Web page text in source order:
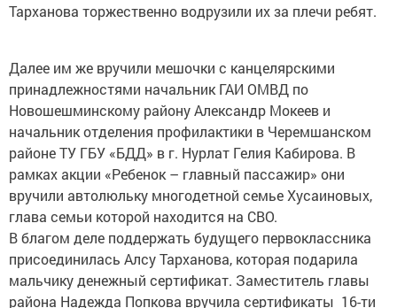
Тарханова торжественно водрузили их за плечи ребят.
Далее им же вручили мешочки с канцелярскими
принадлежностями начальник ГАИ ОМВД по
Новошешминскому району Александр Мокеев и
начальник отделения профилактики в Черемшанском
районе ТУ ГБУ «БДД» в г. Нурлат Гелия Кабирова. В
рамках акции «Ребенок – главный пассажир» они
вручили автолюльку многодетной семье Хусаиновых,
глава семьи которой находится на СВО.
В благом деле поддержать будущего первоклассника
присоединилась Алсу Тарханова, которая подарила
мальчику денежный сертификат. Заместитель главы
района Надежда Попкова вручила сертификаты 16-ти